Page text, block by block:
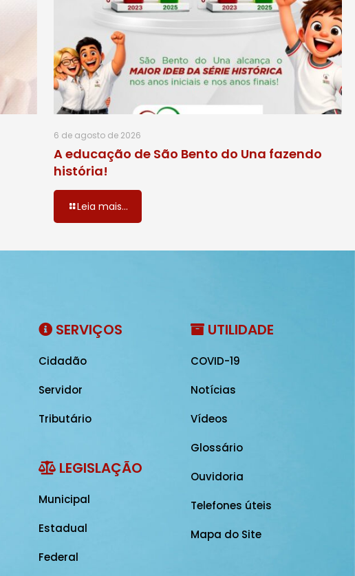
6 de agosto de 2026
A educação de São Bento do Una fazendo
história!
Leia mais...
SERVIÇOS
Cidadão
Servidor
Tributário
LEGISLAÇÃO
Municipal
Estadual
Federal
UTILIDADE
COVID-19
Notícias
Vídeos
Glossário
Ouvidoria
Telefones úteis
Mapa do Site